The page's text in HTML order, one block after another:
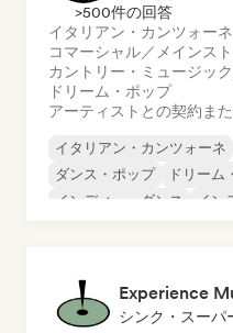
>500件の回答
イタリアン・カンツォーネ
コマーシャル／メインス
カントリー・ミュージック
ドリーム・ポップ
アーティストとの契約ま
イタリアン・カンツォーネ
ダンス・ポップ
ドリーム
インディー・ダンス
イ
Experience
シンク・スーパ